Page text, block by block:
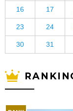
16 17
23 24
30 31